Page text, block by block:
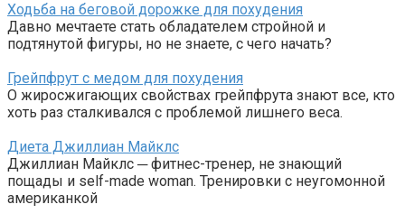
Ходьба на беговой дорожке для похудения
Давно мечтаете стать обладателем стройной и
подтянутой фигуры, но не знаете, с чего начать?
Грейпфрут с медом для похудения
О жиросжигающих свойствах грейпфрута знают все, кто
хоть раз сталкивался с проблемой лишнего веса.
Диета Джиллиан Майклс
Джиллиан Майклс ─ фитнес-тренер, не знающий
пощады и self-made woman. Тренировки с неугомонной
американкой